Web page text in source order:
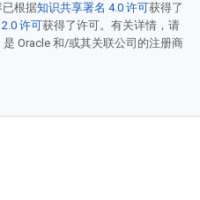
已根据知识共享署名 4.0 许可获得了
许可获得了许可。有关详情，请
是 Oracle 和/或其关联公司的注册商